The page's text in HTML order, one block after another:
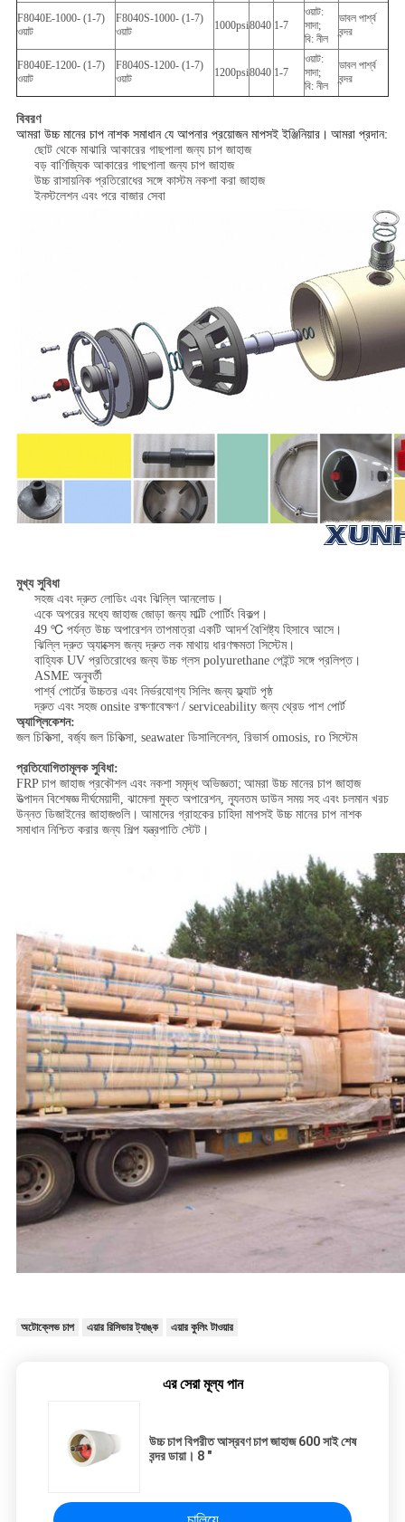
F8040E-1000- (1-7)
ওয়াট
F8040S-1000- (1-7)
ওয়াট
1000psi8040 1-7
ওয়াট:
সাদা;
বি: নীল
ডাবল পার্শ্ব
বন্দর
F8040E-1200- (1-7)
ওয়াট
F8040S-1200- (1-7)
ওয়াট
1200psi8040 1-7
ওয়াট:
সাদা;
বি: নীল
ডাবল পার্শ্ব
বন্দর
বিবরণ
আমরা উচ্চ মানের চাপ নাশক সমাধান যে আপনার প্রয়োজন মাপসই ইঞ্জিনিয়ার। আমরা প্রদান:
ছোট থেকে মাঝারি আকারের গাছপালা জন্য চাপ জাহাজ
বড় বাণিজ্যিক আকারের গাছপালা জন্য চাপ জাহাজ
উচ্চ রাসায়নিক প্রতিরোধের সঙ্গে কাস্টম নকশা করা জাহাজ
ইনস্টলেশন এবং পরে বাজার সেবা
মুখ্য সুবিধা
সহজ এবং দ্রুত লোডিং এবং ঝিল্লি আনলোড।
একে অপরের মধ্যে জাহাজ জোড়া জন্য মাল্টি পোর্টিং বিকল্প।
49 ℃ পর্যন্ত উচ্চ অপারেশন তাপমাত্রা একটি আদর্শ বৈশিষ্ট্য হিসাবে আসে।
ঝিল্লি দ্রুত অ্যাক্সেস জন্য দ্রুত লক মাথায় ধারণক্ষমতা সিস্টেম।
বাহ্যিক UV প্রতিরোধের জন্য উচ্চ গ্লস polyurethane পেইন্ট সঙ্গে প্রলিপ্ত।
ASME অনুবর্তী
পার্শ্ব পোর্টের উচ্চতর এবং নির্ভরযোগ্য সিলিং জন্য ফ্ল্যাট পৃষ্ঠ
দ্রুত এবং সহজ onsite রক্ষণাবেক্ষণ / serviceability জন্য থ্রেড পাশ পোর্ট
অ্যাপ্লিকেশন:
জল চিকিত্সা, বর্জ্য জল চিকিত্সা, seawater ডিসালিনেশন, রিভার্স omosis, ro সিস্টেম
প্রতিযোগিতামূলক সুবিধা:
FRP চাপ জাহাজ প্রকৌশল এবং নকশা সমৃদ্ধ অভিজ্ঞতা; আমরা উচ্চ মানের চাপ জাহাজ
উত্পাদন বিশেষজ্ঞ দীর্ঘমেয়াদী, ঝামেলা মুক্ত অপারেশন, ন্যূনতম ডাউন সময় সহ এবং চলমান খরচ
উন্নত ডিজাইনের জাহাজগুলি। আমাদের গ্রাহকের চাহিদা মাপসই উচ্চ মানের চাপ নাশক
সমাধান নিশ্চিত করার জন্য শিল্প যন্ত্রপাতি স্টেট।
অটোক্লেভ চাপ এয়ার রিসিভার ট্যাঙ্ক এয়ার কুলিং টাওয়ার
এর সেরা মূল্য পান
উচ্চ চাপ বিপরীত আস্রবণ চাপ জাহাজ 600 সাই শেষ
বন্দর ডায়া। 8 "